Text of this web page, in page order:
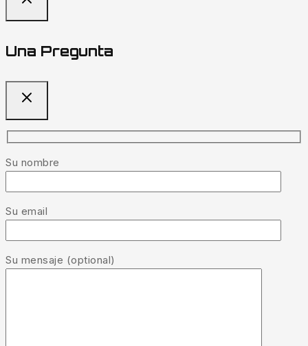
Una Pregunta
Su nombre
Su email
Su mensaje (optional)